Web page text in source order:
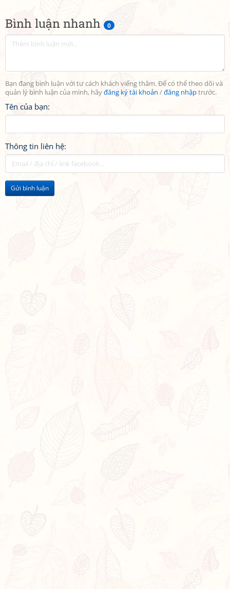
Bình luận nhanh 0
Bạn đang bình luận với tư cách khách viếng thăm. Để có thể theo dõi và
quản lý bình luận của mình, hãyđăng ký tài khoản /đăng nhậptrước.
Tên của bạn:
Thông tin liên hệ:
Gửi bình luận